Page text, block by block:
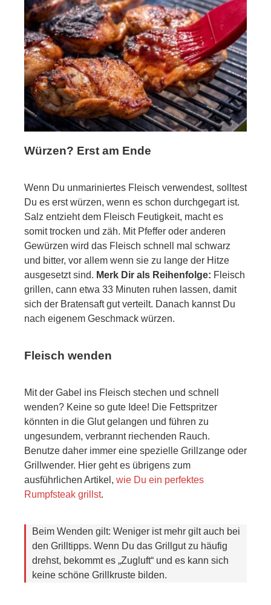
Würzen? Erst am Ende
Wenn Du unmariniertes Fleisch verwendest, solltest
Du es erst würzen, wenn es schon durchgegart ist.
Salz entzieht dem Fleisch Feutigkeit, macht es
somit trocken und zäh. Mit Pfeffer oder anderen
Gewürzen wird das Fleisch schnell mal schwarz
und bitter, vor allem wenn sie zu lange der Hitze
ausgesetzt sind. Merk Dir als Reihenfolge: Fleisch
grillen, cann etwa 33 Minuten ruhen lassen, damit
sich der Bratensaft gut verteilt. Danach kannst Du
nach eigenem Geschmack würzen.
Fleisch wenden
Mit der Gabel ins Fleisch stechen und schnell
wenden? Keine so gute Idee! Die Fettspritzer
könnten in die Glut gelangen und führen zu
ungesundem, verbrannt riechenden Rauch.
Benutze daher immer eine spezielle Grillzange oder
Grillwender. Hier geht es übrigens zum
ausführlichen Artikel, wie Du ein perfektes
Rumpfsteak grillst.
Beim Wenden gilt: Weniger ist mehr gilt auch bei
den Grilltipps. Wenn Du das Grillgut zu häufig
drehst, bekommt es „Zugluft“ und es kann sich
keine schöne Grillkruste bilden.